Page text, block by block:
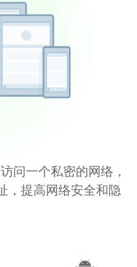
问一个私密的网络，
，提高网络安全和隐